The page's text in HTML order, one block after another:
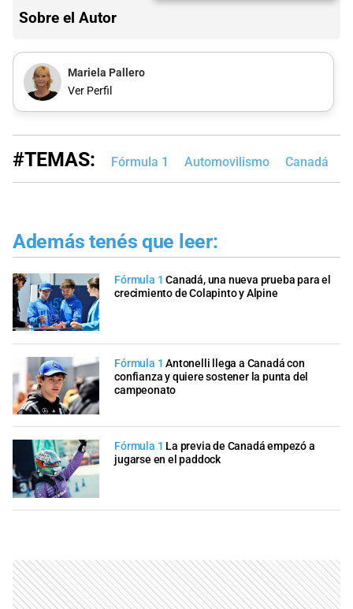
Sobre el Autor
Mariela Pallero
Ver Perfil
#TEMAS: Fórmula 1 Automovilismo Canadá
Además tenés que leer:
Fórmula 1 Canadá, una nueva prueba para el
crecimiento de Colapinto y Alpine
Fórmula 1 Antonelli llega a Canadá con
confianza y quiere sostener la punta del
campeonato
Fórmula 1 La previa de Canadá empezó a
jugarse en el paddock